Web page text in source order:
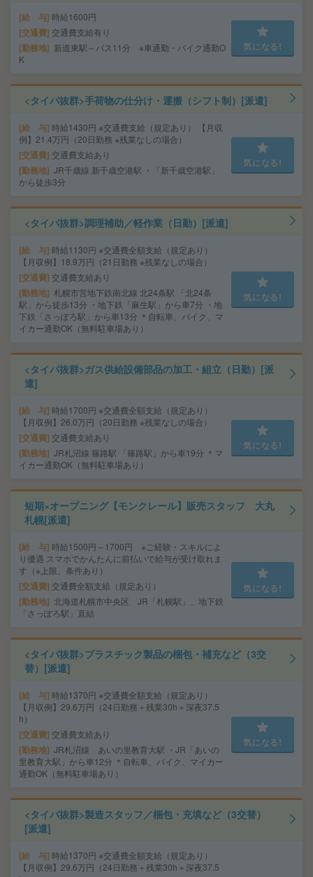
給 与 時給1600円
交通費 交通費支給有り
勤務地
新道東駅～バス11分 ※車通勤・バイク通勤O
K
気になる!
<タイパ抜群>手荷物の仕分け・運搬（シフト制）[派遣]
給 与 時給1430円 ※交通費支給（規定あり） 【月収
例】21.4万円（20日勤務 ※残業なしの場合）
交通費 交通費支給あり
勤務地 JR千歳線 新千歳空港駅 ・「新千歳空港駅」
から徒歩3分
気になる!
<タイパ抜群>調理補助／軽作業（日勤）[派遣]
給 与 時給1130円 ※交通費全額支給（規定あり）
【月収例】18.9万円（21日勤務 ※残業なしの場合）
交通費 交通費支給あり
勤務地 札幌市営地下鉄南北線 北24条駅 「北24条
駅」から徒歩13分 ・地下鉄「麻生駅」から車7分 ・地
下鉄「さっぽろ駅」から車13分 ＊自転車、バイク、マ
イカー通勤OK（無料駐車場あり）
気になる!
<タイパ抜群>ガス供給設備部品の加工・組立（日勤）[派
遣]
給 与 時給1700円 ※交通費全額支給（規定あり）
【月収例】26.0万円（20日勤務 ※残業なしの場合）
交通費 交通費支給あり
勤務地 JR札沼線 篠路駅 「篠路駅」から車19分 ＊マ
イカー通勤OK（無料駐車場あり）
気になる!
短期×オープニング【モンクレール】販売スタッフ 大丸
札幌[派遣]
給 与 時給1500円～1700円 ※ご経験・スキルによ
り優遇 スマホでかんたんに前払いで給与が受け取れま
す（※上限、条件あり）
交通費 交通費全額支給（規定あり）
勤務地
北海道札幌市中央区 JR「札幌駅」、地下鉄
「さっぽろ駅」直結
気になる!
<タイパ抜群>プラスチック製品の梱包・補充など（3交
替）[派遣]
給 与 時給1370円 ※交通費全額支給（規定あり）
【月収例】29.6万円（24日勤務＋残業30h＋深夜37.5
h）
交通費 交通費支給あり
勤務地 JR札沼線 あいの里教育大駅 ・JR「あいの
里教育大駅」から車12分 ＊自転車、バイク、マイカー
通勤OK（無料駐車場あり）
気になる!
<タイパ抜群>製造スタッフ／梱包・充填など（3交替）
[派遣]
給 与 時給1370円 ※交通費全額支給（規定あり）
【月収例】29.6万円（24日勤務＋残業30h＋深夜37.5